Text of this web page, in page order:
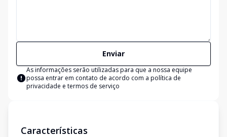
Enviar
As informações serão utilizadas para que a nossa equipe
possa entrar em contato de acordo com a política de
privacidade e termos de serviço
Características